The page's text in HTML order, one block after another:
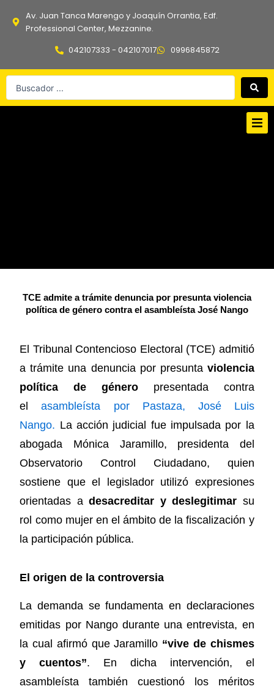
Av. Juan Tanca Marengo y Joaquín Orrantia, Edf.
Professional Center, Mezzanine.
042107333 - 042107017
0996845872
Search
TCE admite a trámite denuncia por presunta violencia
política de género contra el asambleísta José Nango
El Tribunal Contencioso Electoral (TCE) admitió
a trámite una denuncia por presunta violencia
política de género presentada contra
elasambleísta por Pastaza, José Luis
Nango. La acción judicial fue impulsada por la
abogada Mónica Jaramillo, presidenta del
Observatorio Control Ciudadano, quien
sostiene que el legislador utilizó expresiones
orientadas adesacreditar y deslegitimar su
rol como mujer en el ámbito de la fiscalización y
la participación pública.
El origen de la controversia
La demanda se fundamenta en declaraciones
emitidas por Nango durante una entrevista, en
la cual afirmó que Jaramillo “vive de chismes
y cuentos”. En dicha intervención, el
asambleísta también cuestionó los méritos